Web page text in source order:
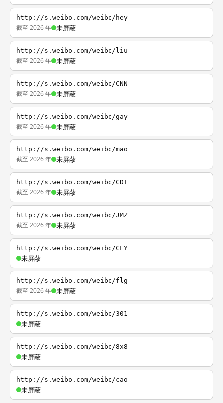
http://s.weibo.com/weibo/hey
截至 2026 年 未屏蔽
http://s.weibo.com/weibo/liu
截至 2026 年 未屏蔽
http://s.weibo.com/weibo/CNN
截至 2026 年 未屏蔽
http://s.weibo.com/weibo/gay
截至 2026 年 未屏蔽
http://s.weibo.com/weibo/mao
截至 2026 年 未屏蔽
http://s.weibo.com/weibo/CDT
截至 2026 年 未屏蔽
http://s.weibo.com/weibo/JMZ
截至 2026 年 未屏蔽
http://s.weibo.com/weibo/CLY
未屏蔽
http://s.weibo.com/weibo/flg
截至 2026 年 未屏蔽
http://s.weibo.com/weibo/301
未屏蔽
http://s.weibo.com/weibo/8x8
未屏蔽
http://s.weibo.com/weibo/cao
未屏蔽